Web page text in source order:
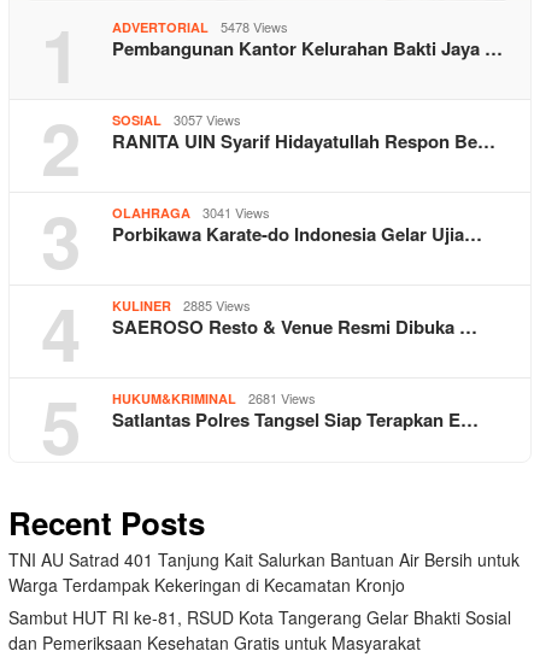
1 ADVERTORIAL 5478 Views
Pembangunan Kantor Kelurahan Bakti Jaya …
2 SOSIAL 3057 Views
RANITA UIN Syarif Hidayatullah Respon Be…
3 OLAHRAGA 3041 Views
Porbikawa Karate-do Indonesia Gelar Ujia…
4 KULINER 2885 Views
SAEROSO Resto & Venue Resmi Dibuka …
5 HUKUM&KRIMINAL 2681 Views
Satlantas Polres Tangsel Siap Terapkan E…
Recent Posts
TNI AU Satrad 401 Tanjung Kait Salurkan Bantuan Air Bersih untuk
Warga Terdampak Kekeringan di Kecamatan Kronjo
Sambut HUT RI ke-81, RSUD Kota Tangerang Gelar Bhakti Sosial
dan Pemeriksaan Kesehatan Gratis untuk Masyarakat